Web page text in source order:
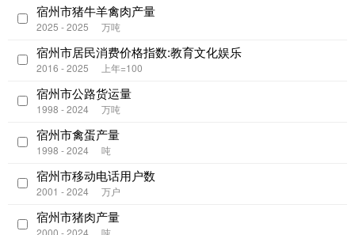
宿州市猪牛羊禽肉产量
2025 - 2025 万吨
宿州市居民消费价格指数:教育文化娱乐
2016 - 2025 上年=100
宿州市公路货运量
1998 - 2024 万吨
宿州市禽蛋产量
1998 - 2024 吨
宿州市移动电话用户数
2001 - 2024 万户
宿州市猪肉产量